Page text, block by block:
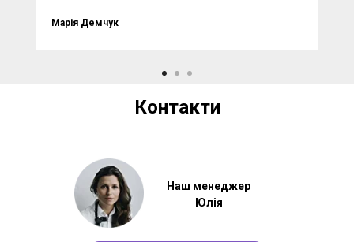
Марія Демчук
Контакти
Наш менеджер
Юлія